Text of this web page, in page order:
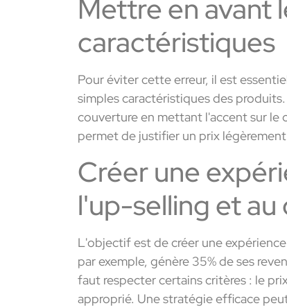
Mettre en avant
caractéristiques
Pour éviter cette erreur, il est
simples caractéristiques des
couverture en mettant l'accent sur
permet de justifier un prix
Créer une
l'up-selling et au
L'objectif est de créer une
par exemple, génère 35% de ses
faut respecter certains critères : le
approprié. Une stratégie efficace